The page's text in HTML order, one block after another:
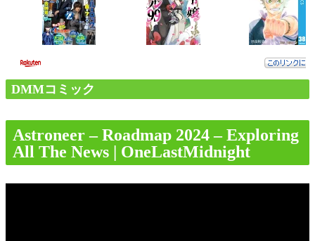
DMMコミック
Astroneer – Roadmap 2024 – Exploring
All The News | OneLastMidnight